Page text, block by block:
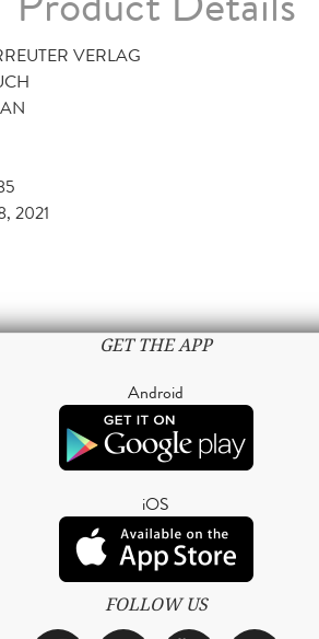
VERLAG
2021
GET THE APP
Android
iOS
FOLLOW US